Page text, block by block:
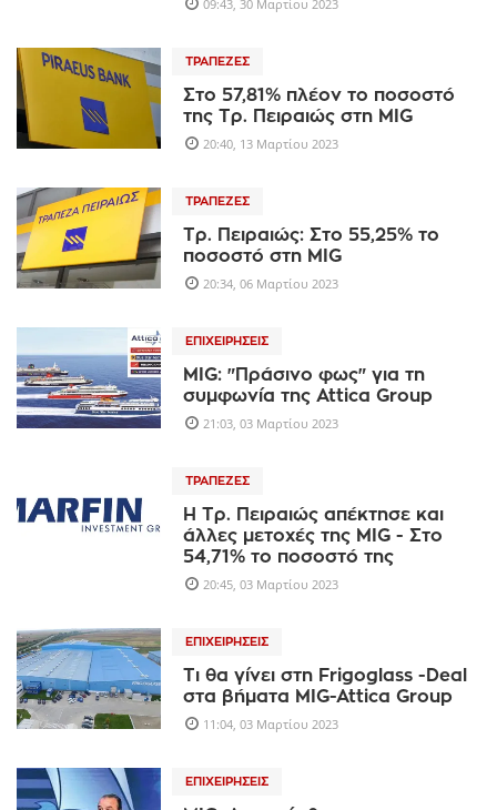
09:43, 30 Μαρτίου 2023
ΤΡΆΠΕΖΕΣ
Στο 57,81% πλέον το ποσοστό
της Τρ. Πειραιώς στη MIG
20:40, 13 Μαρτίου 2023
ΤΡΆΠΕΖΕΣ
Τρ. Πειραιώς: Στο 55,25% το
ποσοστό στη MIG
20:34, 06 Μαρτίου 2023
ΕΠΙΧΕΙΡΉΣΕΙΣ
MIG: "Πράσινο φως" για τη
συμφωνία της Attica Group
21:03, 03 Μαρτίου 2023
ΤΡΆΠΕΖΕΣ
H Τρ. Πειραιώς απέκτησε και
άλλες μετοχές της MIG - Στο
54,71% το ποσοστό της
20:45, 03 Μαρτίου 2023
ΕΠΙΧΕΙΡΉΣΕΙΣ
Τι θα γίνει στη Frigoglass -Deal
στα βήματα MIG-Attica Group
11:04, 03 Μαρτίου 2023
ΕΠΙΧΕΙΡΉΣΕΙΣ